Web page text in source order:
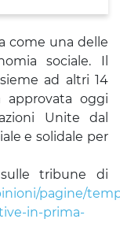
come una delle
sociale. Il
ad altri 14
approvata oggi
Unite dal
e solidale per
tribune di
pagine/
in-prima-